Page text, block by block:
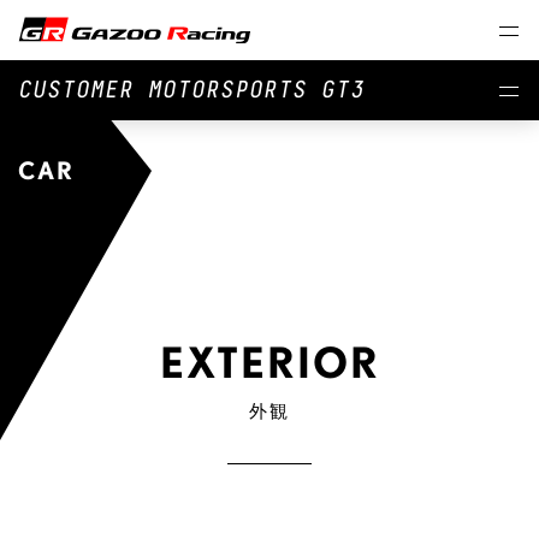
CUSTOMER MOTORSPORTS GT3
CAR
EXTERIOR
外観